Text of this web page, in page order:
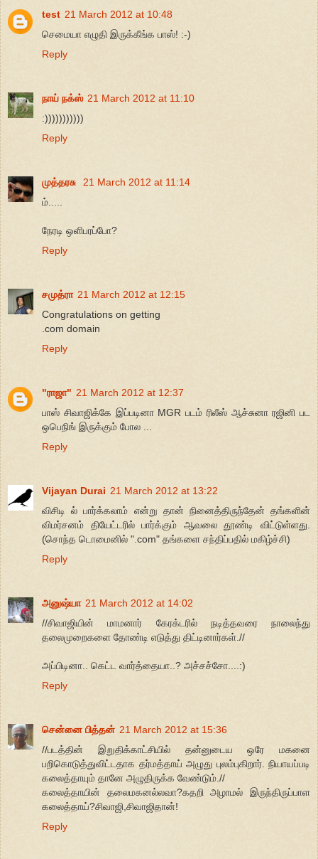
test 21 March 2012 at 10:48
செமையா எழுதி இருக்கீங்க பாஸ்! :-)
Reply
நாய் நக்ஸ் 21 March 2012 at 11:10
:)))))))))))
Reply
முத்தரசு
21 March 2012 at 11:14
ம்.....
நேரடி ஒளிபரப்போ?
Reply
சமுத்ரா 21 March 2012 at 12:15
Congratulations on getting
.com domain
Reply
"ராஜா" 21 March 2012 at 12:37
பாஸ் சிவாஜிக்கே இப்படினா MGR படம் ரிலீஸ் ஆச்சுனா ரஜினி பட
ஒபெநிங் இருக்கும் போல ...
Reply
Vijayan Durai 21 March 2012 at 13:22
விசிடி ல் பார்க்கலாம் என்று தான் நினைத்திருந்தேன் தங்களின்
விமர்சனம் தியேட்டரில் பார்க்கும் ஆவலை தூண்டி விட்டுள்ளது.
(சொந்த டொமைனில் ".com" தங்களை சந்திப்பதில் மகிழ்ச்சி)
Reply
அனுஷ்யா 21 March 2012 at 14:02
//சிவாஜியின் மாமனார் கேரக்டரில் நடித்தவரை நாலைந்து
தலைமுறைகளை தோண்டி எடுத்து திட்டினார்கள்.//
அப்பிடினா.. கெட்ட வார்த்தையா..? அச்சச்சோ....:)
Reply
சென்னை பித்தன் 21 March 2012 at 15:36
//படத்தின் இறுதிக்காட்சியில் தன்னுடைய ஒரே மகனை
பறிகொடுத்துவிட்டதாக தர்மத்தாய் அழுது புலம்புகிறார். நியாயப்படி
கலைத்தாயும் தானே அழுதிருக்க வேண்டும்.//
கலைத்தாயின் தலைமகனல்லவா?கதறி அழாமல் இருந்திருப்பாள
கலைத்தாய்?சிவாஜி,சிவாஜிதான்!
Reply